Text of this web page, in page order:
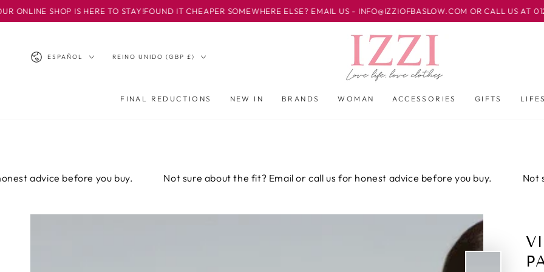
IR AL
CONTENIDO
SHOP IS HERE TO STAY! FOUND IT CHEAPER SOMEWHERE ELSE? EMAIL US - INFO@IZZIOFBASLOW.COM OR CALL US AT 01246
IdiomaESPAÑOL País/región
REINO UNIDO (GBP £)
FINAL REDUCTIONS NEW IN BRANDS WOMAN ACCESSORIES GIFTS
before you buy. Not sure about the fit? Email or call us for honest advice before you buy. Not sure
IR A LA